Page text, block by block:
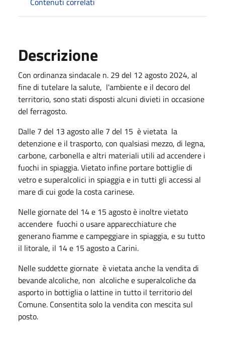
Descrizione
Con ordinanza sindacale n. 29 del 12 agosto 2024, al
fine di tutelare la salute, l'ambiente e il decoro del
territorio, sono stati disposti alcuni divieti in occasione
del ferragosto.
Dalle 7 del 13 agosto alle 7 del 15 è vietata la
detenzione e il trasporto, con qualsiasi mezzo, di legna,
carbone, carbonella e altri materiali utili ad accendere i
fuochi in spiaggia. Vietato infine portare bottiglie di
vetro e superalcolici in spiaggia e in tutti gli accessi al
mare di cui gode la costa carinese.
Nelle giornate del 14 e 15 agosto è inoltre vietato
accendere fuochi o usare apparecchiature che
generano fiamme e campeggiare in spiaggia, e su tutto
il litorale, il 14 e 15 agosto a Carini.
Nelle suddette giornate è vietata anche la vendita di
bevande alcoliche, non alcoliche e superalcoliche da
asporto in bottiglia o lattine in tutto il territorio del
Comune. Consentita solo la vendita con mescita sul
posto.